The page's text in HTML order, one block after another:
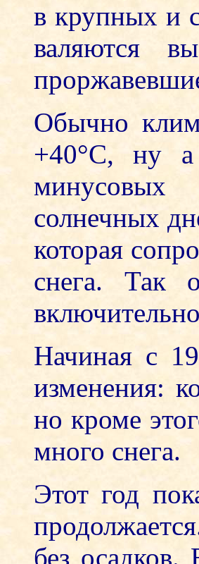
в крупных и
валяются
Обычно
+40°С, ну а
минусовых
солнечных
которая
снега. Так
включительно
Начиная с
изменения:
но кроме
много снега.
Этот год
без